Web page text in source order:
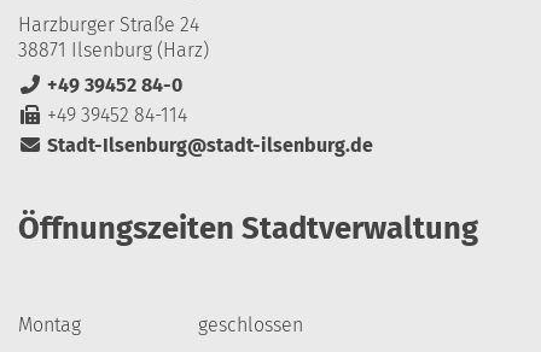
Harzburger Straße 24
38871 Ilsenburg (Harz)
+49 39452 84-0
+49 39452 84-114
Stadt-Ilsenburg@stadt-ilsenburg.de
Öffnungszeiten Stadtverwaltung
Montag
geschlossen